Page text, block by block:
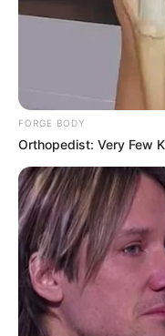
fazer. Parabéns
elisa de souza
Cada dia que
novidades. Amei
Amei a idéia.
Marilena da
Adorei o trabalho
Vou fazer
Parabéns
FORGE BODY
Orthopedist: Very Few